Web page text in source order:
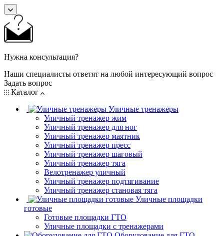
Нужна консультация?
Наши специалисты ответят на любой интересующий вопрос
Задать вопрос
Каталог
Уличные тренажеры
Уличный тренажер жим
Уличный тренажер для ног
Уличный тренажер маятник
Уличный тренажер пресс
Уличный тренажер шаговый
Уличный тренажер тяга
Велотренажер уличный
Уличный тренажер подтягивание
Уличный тренажер становая тяга
Уличные площадки
готовые
Готовые площадки ГТО
Уличные площадки с тренажерами